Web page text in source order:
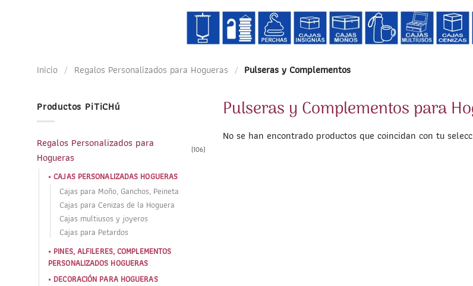
Inicio / Regalos Personalizados para Hogueras / Pulseras y Complementos
Productos PiTiCHú
Regalos Personalizados para
Hogueras
(106)
CAJAS PERSONALIZADAS HOGUERAS
Cajas para Moño, Ganchos, Peineta
Cajas para Cenizas de la Hoguera
Cajas multiusos y joyeros
Cajas para Petardos
PINES, ALFILERES, COMPLEMENTOS
PERSONALIZADOS HOGUERAS
DECORACIÓN PARA HOGUERAS
Pulseras y Complementos para
No se han encontrado productos que coincidan con tu